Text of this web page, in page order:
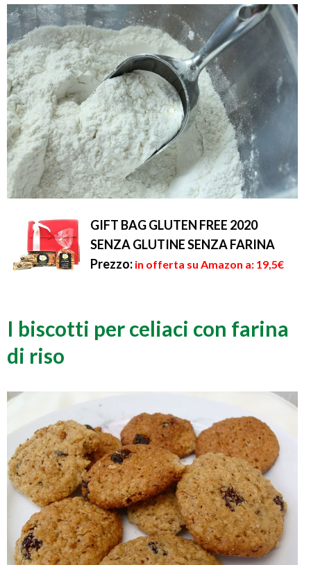
GIFT BAG GLUTEN FREE 2020
SENZA GLUTINE SENZA FARINA
Prezzo: in offerta su Amazon a: 19,5€
I biscotti per celiaci con farina
di riso